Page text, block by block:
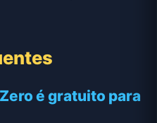
é gratuito para